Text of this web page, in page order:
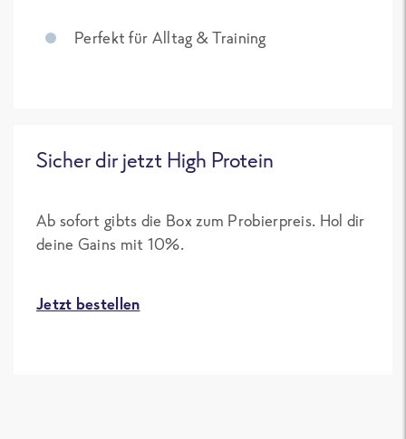
Perfekt für Alltag & Training
Sicher dir jetzt High Protein
Ab sofort gibts die Box zum Probierpreis. Hol dir
deine Gains mit 10%.
Jetzt bestellen